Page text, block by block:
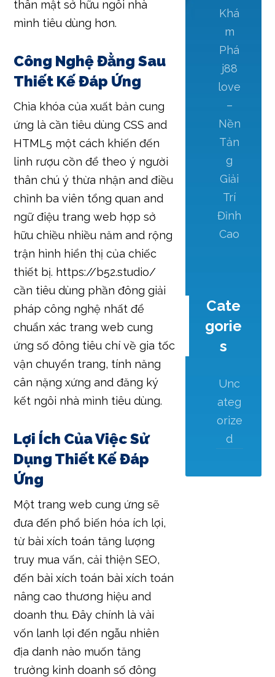
thân mật sở hữu ngôi nhà
mình tiêu dùng hơn.
Công Nghệ Đằng Sau
Thiết Kế Đáp Ứng
Chìa khóa của xuất bản cung
ứng là cần tiêu dùng CSS and
HTML5 một cách khiến đến
linh rượu cồn để theo ý người
thân chú ý thừa nhận and điều
chỉnh ba viên tổng quan and
ngữ điệu trang web hợp sở
hữu chiều nhiều năm and rộng
trận hình hiển thị của chiếc
thiết bị. https://b52.studio/
cần tiêu dùng phần đông giải
pháp công nghệ nhất để
chuẩn xác trang web cung
ứng số đông tiêu chí về gia tốc
vận chuyển trang, tính năng
cân nặng xứng and đăng ký
kết ngôi nhà mình tiêu dùng.
Lợi Ích Của Việc Sử
Dụng Thiết Kế Đáp
Ứng
Một trang web cung ứng sẽ
đưa đến phổ biến hóa ích lợi,
từ bài xích toán tăng lượng
truy mua vấn, cải thiện SEO,
đến bài xích toán bài xích toán
nâng cao thương hiệu and
doanh thu. Đây chính là vài
vốn lanh lợi đến ngẫu nhiên
địa danh nào muốn tăng
trưởng kinh doanh số đông
Khá
m
Phá
j88
love
–
Nền
Tản
g
Giải
Trí
Đỉnh
Cao
Cate
gorie
s
Unc
ateg
orize
d